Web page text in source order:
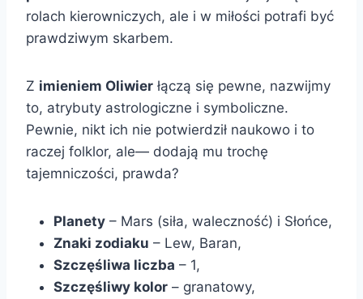
rolach kierowniczych, ale i w miłości potrafi być
prawdziwym skarbem.
Z imieniem Oliwier łączą się pewne, nazwijmy
to, atrybuty astrologiczne i symboliczne.
Pewnie, nikt ich nie potwierdził naukowo i to
raczej folklor, ale— dodają mu trochę
tajemniczości, prawda?
Planety – Mars (siła, waleczność) i Słońce,
Znaki zodiaku – Lew, Baran,
Szczęśliwa liczba – 1,
Szczęśliwy kolor – granatowy,